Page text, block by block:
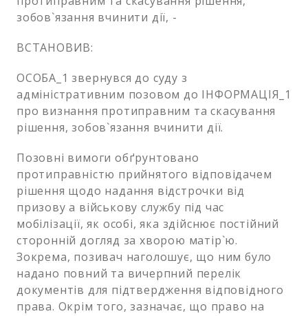
зобов`язання вчинити дії, -
ВСТАНОВИВ:
ОСОБА_1 звернувся до суду з
адміністративним позовом до ІНФОРМАЦІЯ_1
про визнання протиправним та скасування
рішення, зобов`язання вчинити дії.
Позовні вимоги обґрунтовано
протиправністю прийнятого відповідачем
рішення щодо надання відстрочки від
призову а військову службу під час
мобілізації, як особі, яка здійснює постійний
сторонній догляд за хворою матір`ю.
Зокрема, позивач наголошує, що ним було
надано повний та вичерпний перелік
документів для підтвердження відповідного
права. Окрім того, зазначає, що право на